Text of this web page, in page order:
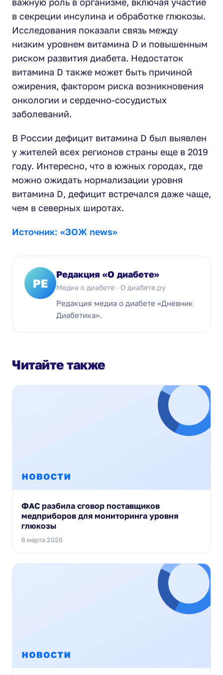
в секреции инсулина и обработке глюкозы.
Исследования показали связь между
низким уровнем витамина D и повышенным
риском развития диабета. Недостаток
витамина D также может быть причиной
ожирения, фактором риска возникновения
онкологии и сердечно-сосудистых
заболеваний.
В России дефицит витамина D был выявлен
у жителей всех регионов страны еще в 2019
году. Интересно, что в южных городах, где
можно ожидать нормализации уровня
витамина D, дефицит встречался даже чаще,
чем в северных широтах.
Источник: «ЗОЖ news»
РЕ
Редакция «О диабете»
Медиа о диабете · О диабете.ру
Редакция медиа о диабете «Дневник
Диабетика».
Читайте также
ФАС разбила сговор поставщиков
медприборов для мониторинга уровня
глюкозы
6 марта 2026